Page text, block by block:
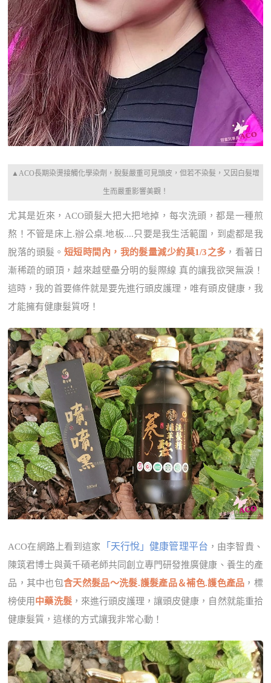
▲ACO長期染燙接觸化學染劑，脫髮嚴重可見頭皮，但若不染髮，又因白髮增
生而嚴重影響美觀！
尤其是近來，ACO頭髮大把大把地掉，每次洗頭，都是一種煎
熬！不管是床上.辦公桌.地板....只要是我生活範圍，到處都是我
脫落的頭髮。 短短時間內，我的髮量減少約莫1/3之多 ，看著日
漸稀疏的頭頂，越來越壁壘分明的髮際線 真的讓我欲哭無淚！
這時，我的首要條件就是要先進行頭皮護理，唯有頭皮健康，我
才能擁有健康髮質呀！
ACO在網路上看到這家 「天行悅」健康管理平台 ，由李智貴、
陳筑君博士與黃千碩老師共同創立專門研發推廣健康、養生的產
品，其中也包含天然髮品～洗髮.護髮產品＆補色.護色產品 ，標
榜使用 中藥洗髮，來進行頭皮護理，讓頭皮健康，自然就能重拾
健康髮質，這樣的方式讓我非常心動！